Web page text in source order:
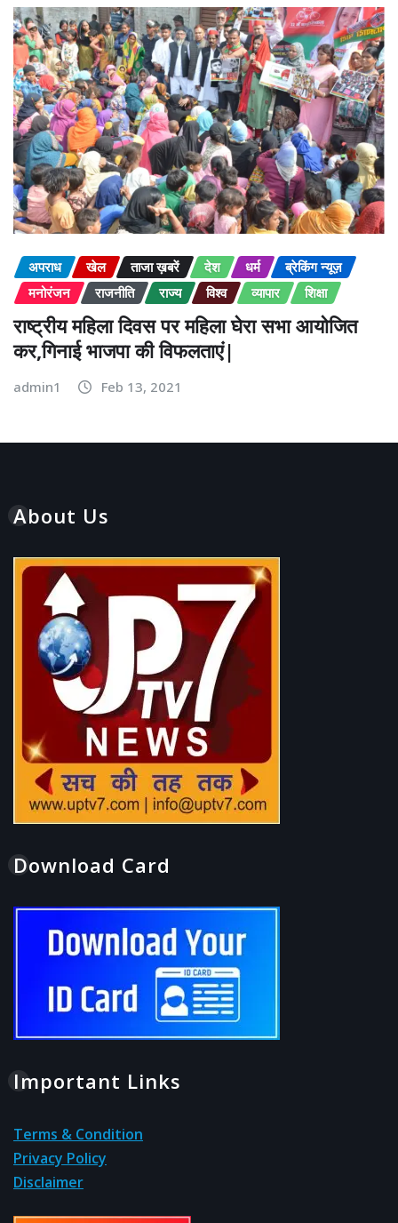
अपराध खेल ताजा ख़बरें देश धर्म
ब्रेकिंग न्यूज़
मनोरंजन
राजनीति राज्य विश्व व्यापार शिक्षा
राष्ट्रीय महिला दिवस पर महिला घेरा सभा आयोजित
कर,गिनाई भाजपा की विफलताएं|
admin1 Feb 13, 2021
About Us
Download Card
Important Links
Terms & Condition
Privacy Policy
Disclaimer